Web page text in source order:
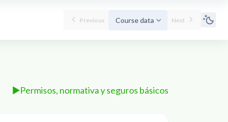
Previous Course data Next
▶︎Permisos, normativa y seguros básicos